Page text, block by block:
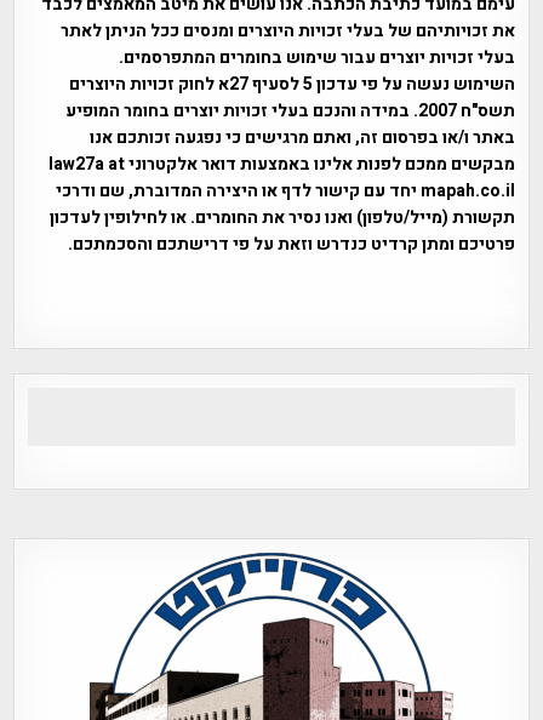
את זכויותיהם של בעלי זכויות היוצרים ומנסים ככל הניתן לאתר
בעלי זכויות יוצרים עבור שימוש בחומרים המתפרסמים.
השימוש נעשה על פי עדכון 5 לסעיף 27א לחוק זכויות היוצרים
תשס"ח 2007. במידה והנכם בעלי זכויות יוצרים בחומר המופיע
באתר ו/או בפרסום זה, ואתם מרגישים כי נפגעה זכותכם אנו
מבקשים ממכם לפנות אלינו באמצעות דואר אלקטרוני law27a at
mapah.co.il יחד עם קישור לדף או היצירה המדוברת, שם ודרכי
תקשורת (מייל/טלפון) ואנו נסיר את החומרים. או לחילופין לעדכון
פרטיכם ומתן קרדיט כנדרש וזאת על פי דרישתכם והסכמתכם.